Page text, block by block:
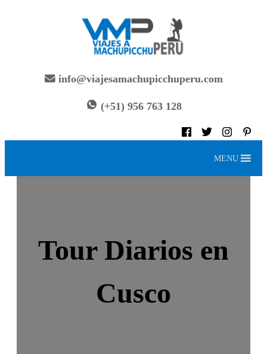
info@viajesamachupicchuperu.com
(+51) 956 763 128
MENU
Tour Diarios en
Cusco